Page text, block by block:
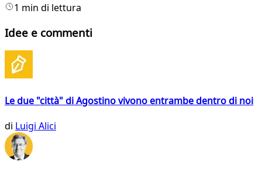
1 min di lettura
Idee e commenti
Le due "città" di Agostino vivono entrambe dentro di noi
di Luigi Alici